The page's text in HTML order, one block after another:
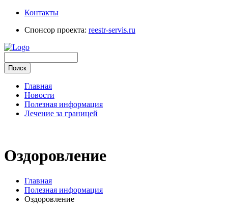
Контакты
Спонсор проекта: reestr-servis.ru
Главная
Новости
Полезная информация
Лечение за границей
Оздоровление
Главная
Полезная информация
Оздоровление